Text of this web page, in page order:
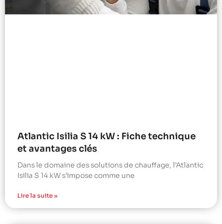
Atlantic Isilia S 14 kW : Fiche technique
et avantages clés
Dans le domaine des solutions de chauffage, l’Atlantic
Isilia S 14 kW s’impose comme une
Lire la suite »